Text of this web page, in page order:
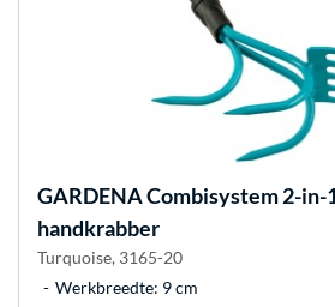
GARDENACombisystem 2-
handkrabber
Turquoise, 3165-20
Werkbreedte: 9 cm